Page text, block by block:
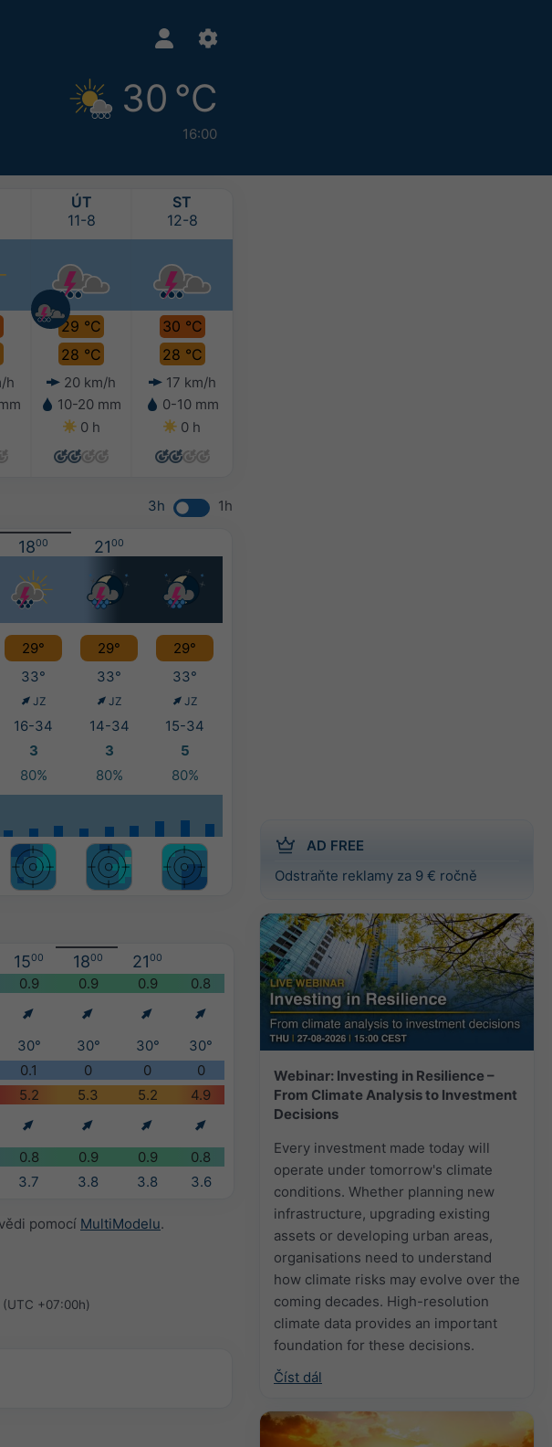
30 °C
16:00
AD FREE
Odstraňte reklamy za 9 € ročně
Webinar: Investing in Resilience –
From Climate Analysis to Investment
Decisions
Every investment made today will
operate under tomorrow's climate
conditions. Whether planning new
infrastructure, upgrading existing
assets or developing urban areas,
organisations need to understand
how climate risks may evolve over the
coming decades. High-resolution
climate data provides an important
foundation for these decisions.
Číst dál
h
ÚT
11-8
29 °C
28 °C
20 km/h
10-20 mm
0 h
ST
12-8
30 °C
28 °C
17 km/h
0-10 mm
0 h
3h 1h
1800 2100
29° 29°
29°
33° 33° 33°
JZ JZ JZ
16-34 14-34
15-34
3 3
5
80% 80% 80%
1500 1800 2100
0.9 0.9 0.9
0.8
30° 30° 30°
30°
0.1 0 0
0
5.2 5.3 5.2
4.9
0.8 0.9 0.9
0.8
3.7 3.8 3.8 3.6
pomocí MultiModelu.
(UTC +07:00h)